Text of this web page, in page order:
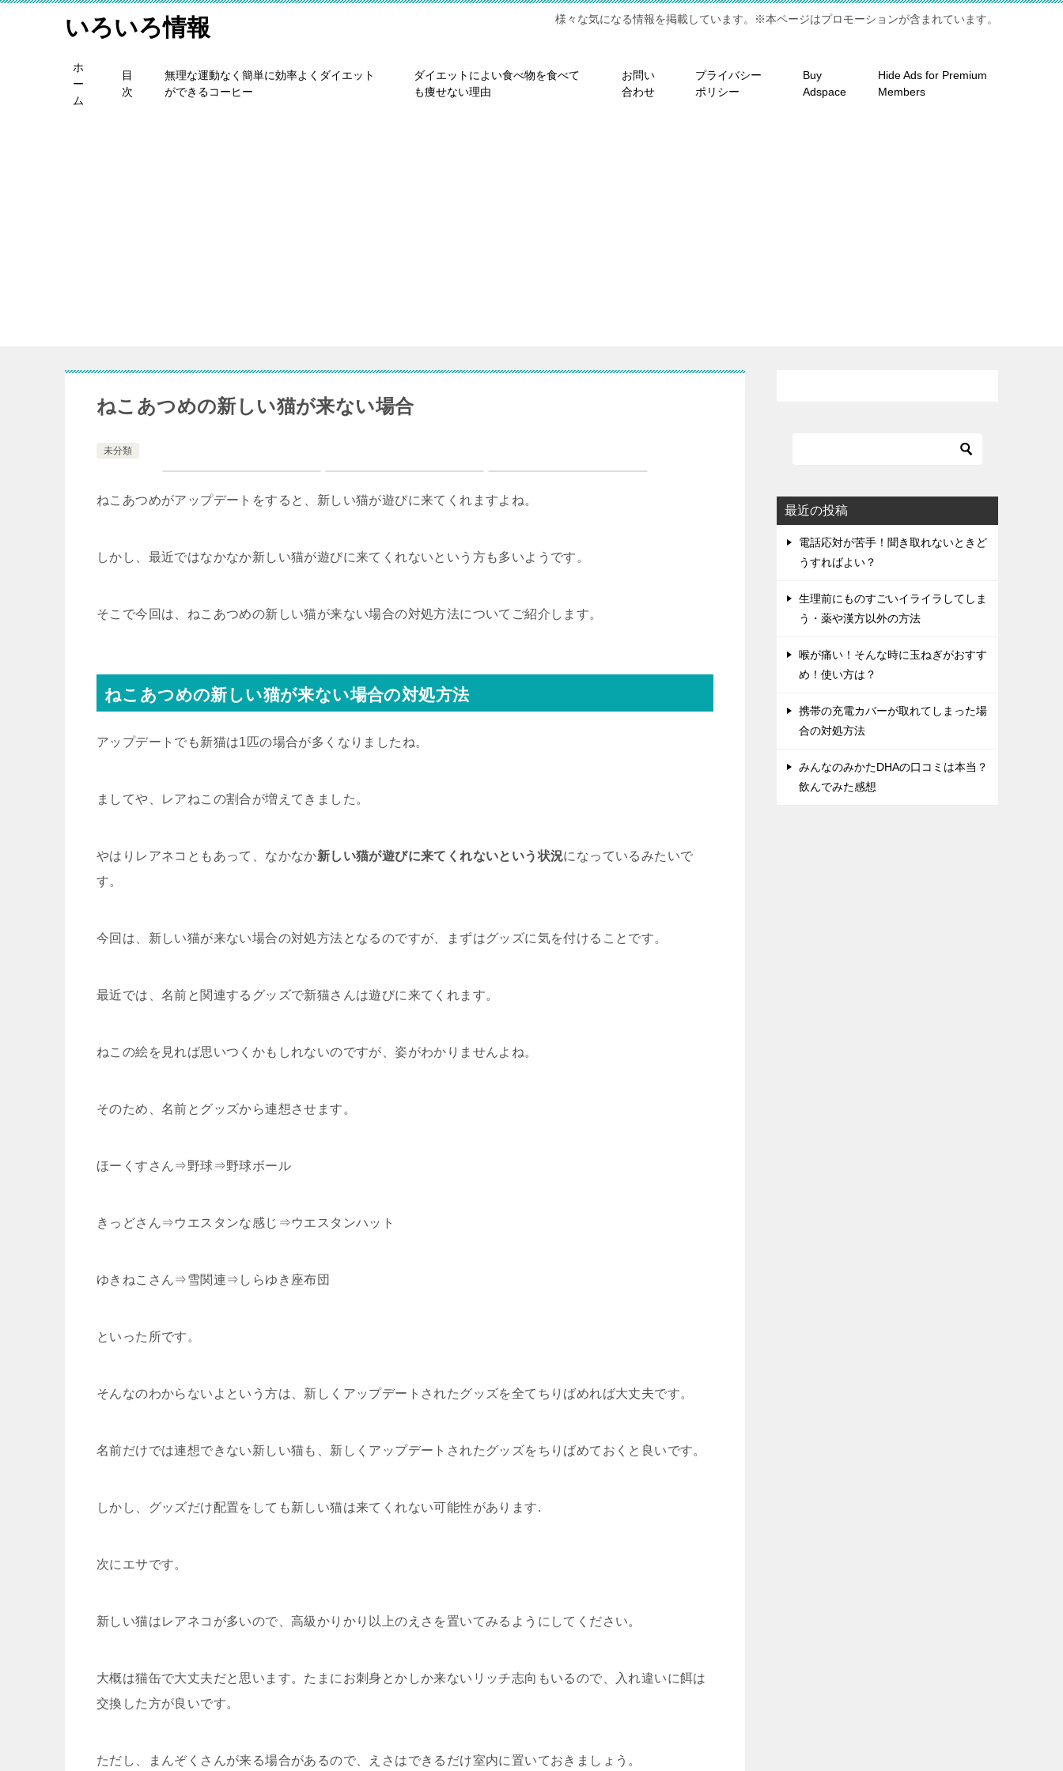
いろいろ情報 様々な気になる情報を掲載しています。※本ページはプロモーションが含まれています。
ホ
ー
ム
目
次
無理な運動なく簡単に効率よくダイエット
ができるコーヒー
ダイエットによい食べ物を食べて
も痩せない理由
お問い
合わせ
プライバシー
ポリシー
Buy
Adspace
Hide Ads for Premium
Members
ねこあつめの新しい猫が来ない場合
未分類
ねこあつめがアップデートをすると、新しい猫が遊びに来てくれますよね。
しかし、最近ではなかなか新しい猫が遊びに来てくれないという方も多いようです。
そこで今回は、ねこあつめの新しい猫が来ない場合の対処方法についてご紹介します。
ねこあつめの新しい猫が来ない場合の対処方法
アップデートでも新猫は1匹の場合が多くなりましたね。
ましてや、レアねこの割合が増えてきました。
やはりレアネコともあって、なかなか新しい猫が遊びに来てくれないという状況になっているみたいで
す。
今回は、新しい猫が来ない場合の対処方法となるのですが、まずはグッズに気を付けることです。
最近では、名前と関連するグッズで新猫さんは遊びに来てくれます。
ねこの絵を見れば思いつくかもしれないのですが、姿がわかりませんよね。
そのため、名前とグッズから連想させます。
ほーくすさん⇒野球⇒野球ボール
きっどさん⇒ウエスタンな感じ⇒ウエスタンハット
ゆきねこさん⇒雪関連⇒しらゆき座布団
といった所です。
そんなのわからないよという方は、新しくアップデートされたグッズを全てちりばめれば大丈夫です。
名前だけでは連想できない新しい猫も、新しくアップデートされたグッズをちりばめておくと良いです。
しかし、グッズだけ配置をしても新しい猫は来てくれない可能性があります.
次にエサです。
新しい猫はレアネコが多いので、高級かりかり以上のえさを置いてみるようにしてください。
大概は猫缶で大丈夫だと思います。たまにお刺身とかしか来ないリッチ志向もいるので、入れ違いに餌は
交換した方が良いです。
ただし、まんぞくさんが来る場合があるので、えさはできるだけ室内に置いておきましょう。
最近の投稿
電話応対が苦手！聞き取れないときど
うすればよい？
生理前にものすごいイライラしてしま
う・薬や漢方以外の方法
喉が痛い！そんな時に玉ねぎがおすす
め！使い方は？
携帯の充電カバーが取れてしまった場
合の対処方法
みんなのみかたDHAの口コミは本当？
飲んでみた感想